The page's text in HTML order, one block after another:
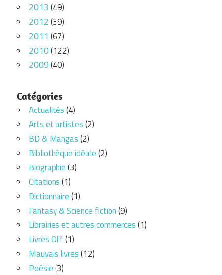
2013 (49)
2012 (39)
2011 (67)
2010(122)
2009(40)
Catégories
Actualités(4)
Arts et artistes(2)
BD & Mangas(2)
Bibliothèque idéale(2)
Biographie(3)
Citations(1)
Dictionnaire(1)
Fantasy & Science fiction(9)
Librairies et autres commerces(1)
Livres Off(1)
Mauvais livres(12)
Poésie(3)